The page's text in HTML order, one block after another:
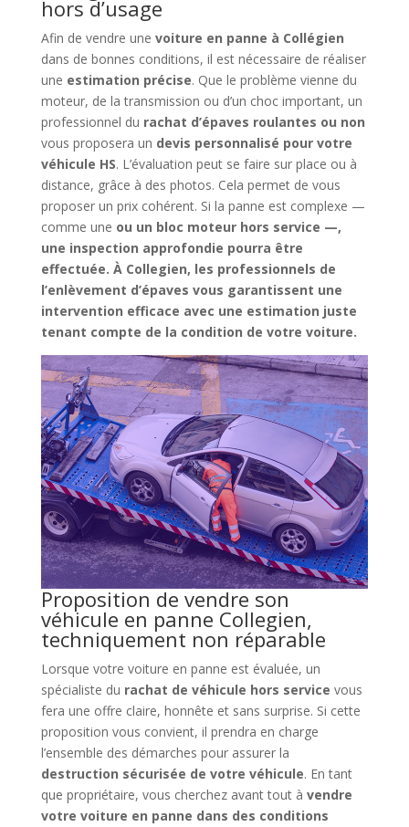
hors d’usage
Afin de vendre une voiture en panne à Collégien
dans de bonnes conditions, il est nécessaire de réaliser
une estimation précise. Que le problème vienne du
moteur, de la transmission ou d’un choc important, un
professionnel du rachat d’épaves roulantes ou non
vous proposera un devis personnalisé pour votre
véhicule HS. L’évaluation peut se faire sur place ou à
distance, grâce à des photos. Cela permet de vous
proposer un prix cohérent. Si la panne est complexe —
comme une ou un bloc moteur hors service —,
une inspection approfondie pourra être
effectuée. À Collegien, les professionnels de
l’enlèvement d’épaves vous garantissent une
intervention efficace avec une estimation juste
tenant compte de la condition de votre voiture.
Proposition de vendre son
véhicule en panne Collegien,
techniquement non réparable
Lorsque votre voiture en panne est évaluée, un
spécialiste du rachat de véhicule hors service vous
fera une offre claire, honnête et sans surprise. Si cette
proposition vous convient, il prendra en charge
l’ensemble des démarches pour assurer la
destruction sécurisée de votre véhicule. En tant
que propriétaire, vous cherchez avant tout à vendre
votre voiture en panne dans des conditions